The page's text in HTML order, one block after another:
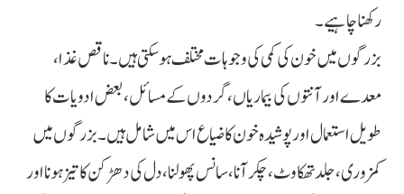
رکھنا چاہیے۔
بزرگوں میں خون کی کمی کی وجوہات مختلف ہو سکتی ہیں۔ ناقص غذا،
معدے اور آنتوں کی بیماریاں، گردوں کے مسائل، بعض ادویات کا
طویل استعمال اور پوشیدہ خون کا ضیاع اس میں شامل ہیں۔ بزرگوں میں
کمزوری، جلد تھکاوٹ، چکر آنا، سانس پھولنا، دل کی دھڑکن کا تیز ہونا اور